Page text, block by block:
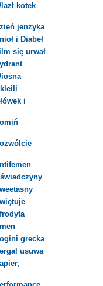
kotek
jenzyka
i Diabeł
się urwał
i
grecka
usuwa